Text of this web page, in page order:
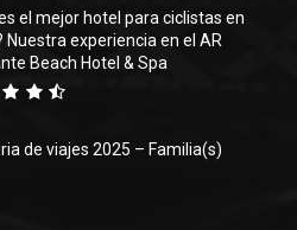
el mejor hotel para ciclistas en
Nuestra experiencia en el AR
Beach Hotel & Spa
de viajes 2025 – Familia(s)